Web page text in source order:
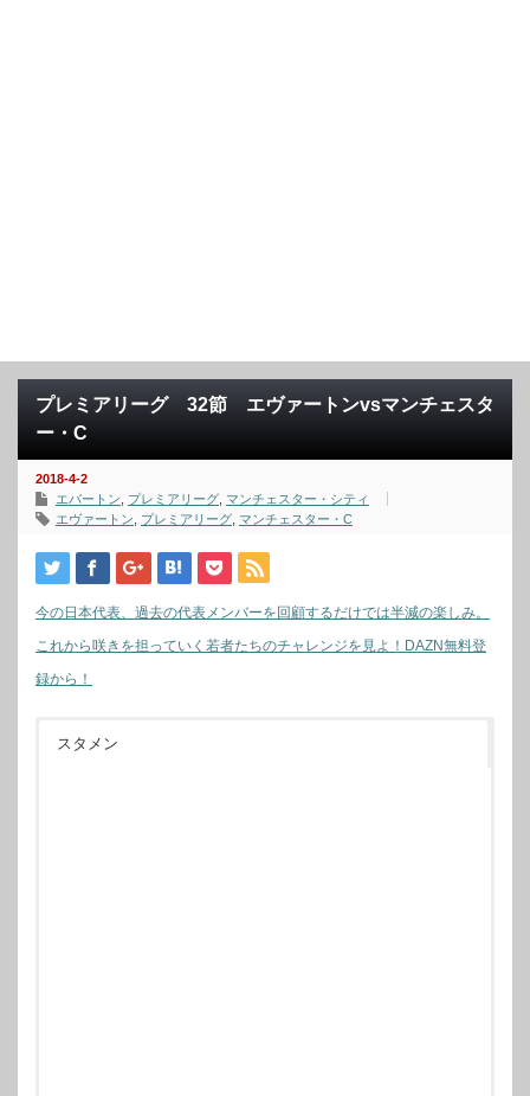
プレミアリーグ 32節 エヴァートンvsマンチェスタ
ー・C
2018-4-2
エバートン
プレミアリーグ マンチェスター・シティ
エヴァートン
プレミアリーグ マンチェスター・C
今の日本代表、過去の代表メンバーを回顧するだけでは半減の楽しみ。
これから咲きを担っていく若者たちのチャレンジを見よ！DAZN無料登
録から！
スタメン